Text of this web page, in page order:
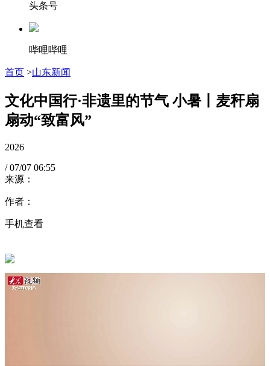
头条号
哔哩哔哩
首页 >山东新闻
文化中国行·非遗里的节气 小暑丨麦秆扇
扇动“致富风”
2026
/ 07/07 06:55
来源：
作者：
手机查看